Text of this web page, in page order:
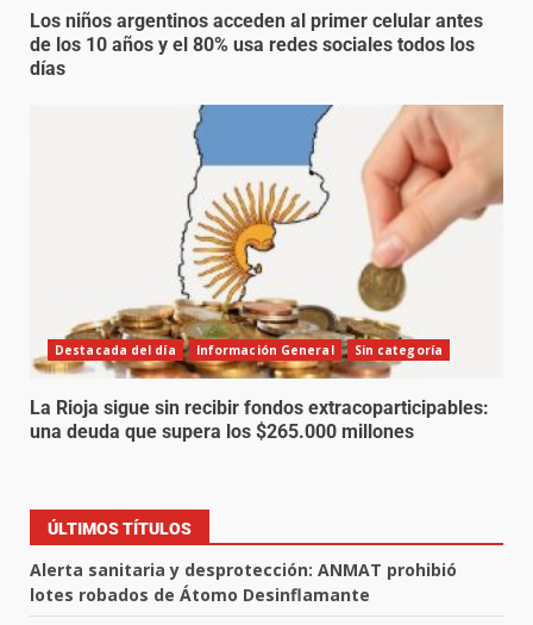
Los niños argentinos acceden al primer celular antes
de los 10 años y el 80% usa redes sociales todos los
días
Destacada del día Información General Sin categoría
La Rioja sigue sin recibir fondos extracoparticipables:
una deuda que supera los $265.000 millones
ÚLTIMOS TÍTULOS
Alerta sanitaria y desprotección: ANMAT prohibió
lotes robados de Átomo Desinflamante